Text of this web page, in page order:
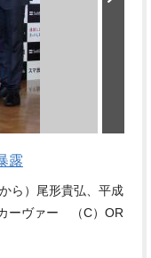
露
ら）尾形貴弘、平成
ーヴァー （C）OR